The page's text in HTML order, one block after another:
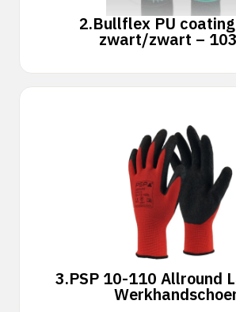
2.Bullflex PU
zwart/zwart –
3.PSP 10-110 Allround